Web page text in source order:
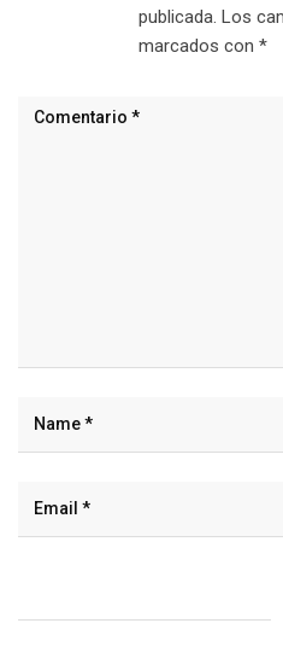
publicada. Los
marcados con *